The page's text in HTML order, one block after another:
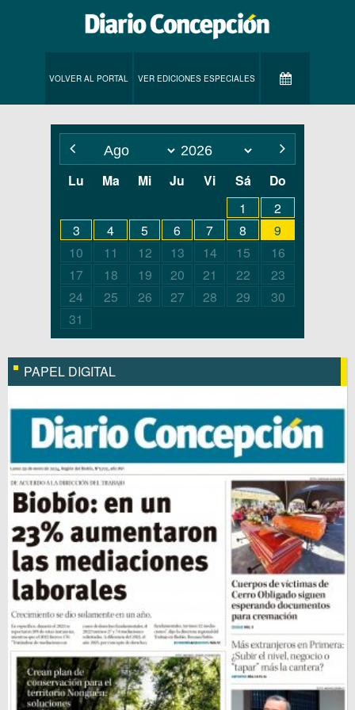
VOLVER AL PORTAL VER EDICIONES ESPECIALES
Lu Ma Mi Ju Vi Sá Do
1
2
3
4 5 6 7 8
9
10
11 12 13 14 15
16
17
18 19 20 21 22
23
24
25 26 27 28 29
30
31
PAPEL DIGITAL